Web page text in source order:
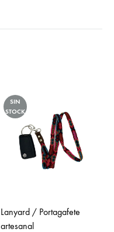
SIN
STOCK
Lanyard / Portagafete
artesanal